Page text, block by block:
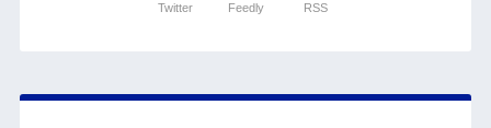
Twitter Feedly RSS